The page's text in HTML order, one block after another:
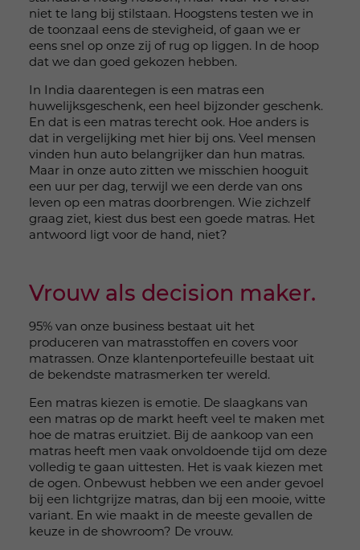
niet te lang bij stilstaan. Hoogstens testen we in
de toonzaal eens de stevigheid, of gaan we er
eens snel op onze zij of rug op liggen. In de hoop
dat we dan goed gekozen hebben.
In India daarentegen is een matras een
huwelijksgeschenk, een heel bijzonder geschenk.
En dat is een matras terecht ook. Hoe anders is
dat in vergelijking met hier bij ons. Veel mensen
vinden hun auto belangrijker dan hun matras.
Maar in onze auto zitten we misschien hooguit
een uur per dag, terwijl we een derde van ons
leven op een matras doorbrengen. Wie zichzelf
graag ziet, kiest dus best een goede matras. Het
antwoord ligt voor de hand, niet?
Vrouw als decision maker.
95% van onze business bestaat uit het
produceren van matrasstoffen en covers voor
matrassen. Onze klantenportefeuille bestaat uit
de bekendste matrasmerken ter wereld.
Een matras kiezen is emotie. De slaagkans van
een matras op de markt heeft veel te maken met
hoe de matras eruitziet. Bij de aankoop van een
matras heeft men vaak onvoldoende tijd om deze
volledig te gaan uittesten. Het is vaak kiezen met
de ogen. Onbewust hebben we een ander gevoel
bij een lichtgrijze matras, dan bij een mooie, witte
variant. En wie maakt in de meeste gevallen de
keuze in de showroom? De vrouw.